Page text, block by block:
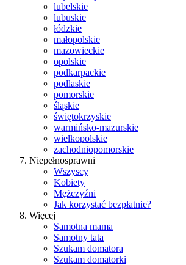
lubelskie
lubuskie
łódzkie
małopolskie
mazowieckie
opolskie
podkarpackie
podlaskie
pomorskie
śląskie
świętokrzyskie
warmińsko-mazurskie
wielkopolskie
zachodniopomorskie
Niepełnosprawni
Wszyscy
Kobiety
Mężczyźni
Jak korzystać bezpłatnie?
Więcej
Samotna mama
Samotny tata
Szukam domatora
Szukam domatorki